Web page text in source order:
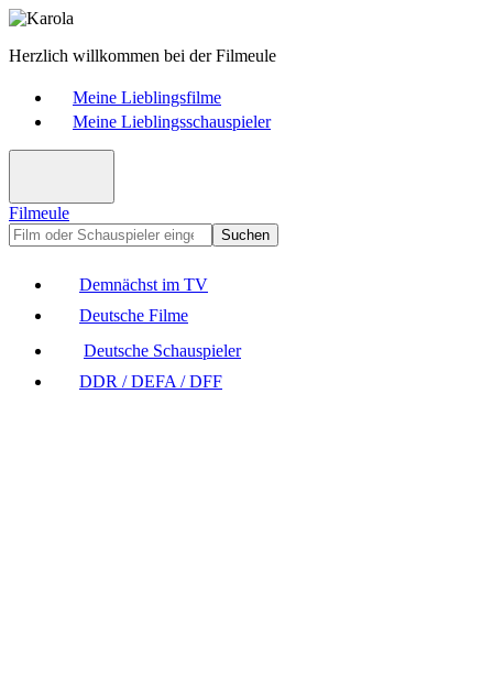
Herzlich willkommen bei der Filmeule
Meine Lieblingsfilme
Meine Lieblingsschauspieler
Filmeule
Suchen
Demnächst im TV
Deutsche Filme
Deutsche Schauspieler
DDR / DEFA / DFF